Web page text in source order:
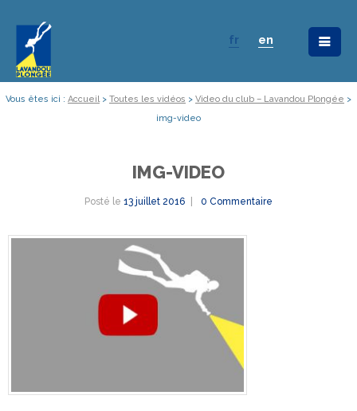
fr en
Vous êtes ici : Accueil> Toutes les vidéos > Video du club – Lavandou Plongée >
img-video
IMG-VIDEO
Posté le 13 juillet 2016 0 Commentaire